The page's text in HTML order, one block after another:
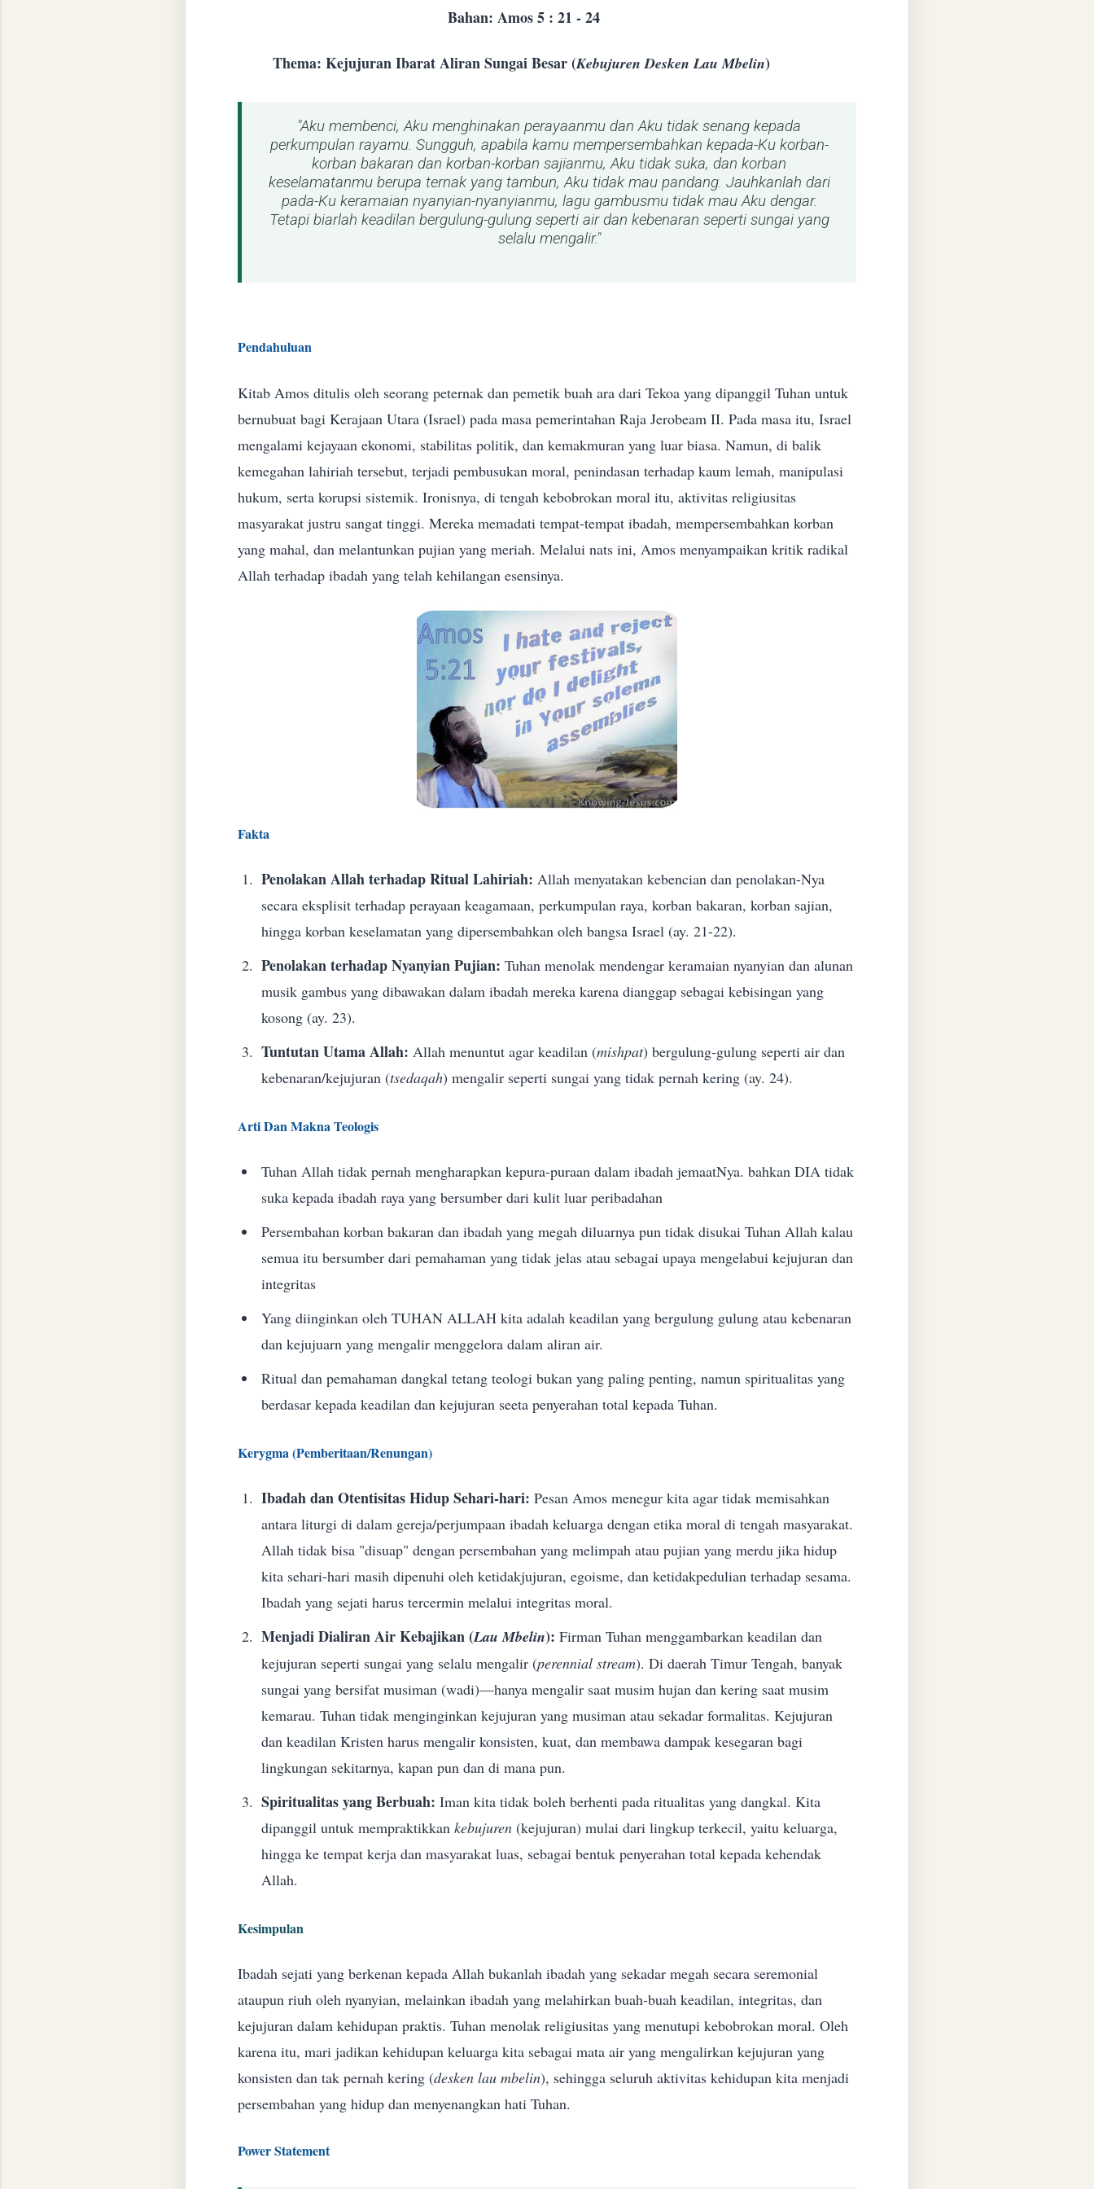
Bahan: Amos 5 : 21 - 24
Thema: Kejujuran Ibarat Aliran Sungai Besar (Kebujuren Desken Lau Mbelin)
​"Aku membenci, Aku menghinakan perayaanmu dan Aku tidak senang kepada
perkumpulan rayamu. Sungguh, apabila kamu mempersembahkan kepada-Ku korban-
korban bakaran dan korban-korban sajianmu, Aku tidak suka, dan korban
keselamatanmu berupa ternak yang tambun, Aku tidak mau pandang. Jauhkanlah dari
pada-Ku keramaian nyanyian-nyanyianmu, lagu gambusmu tidak mau Aku dengar.
Tetapi biarlah keadilan bergulung-gulung seperti air dan kebenaran seperti sungai yang
selalu mengalir."
Pendahuluan
​Kitab Amos ditulis oleh seorang peternak dan pemetik buah ara dari Tekoa yang dipanggil Tuhan untuk
bernubuat bagi Kerajaan Utara (Israel) pada masa pemerintahan Raja Jerobeam II. Pada masa itu, Israel
mengalami kejayaan ekonomi, stabilitas politik, dan kemakmuran yang luar biasa. Namun, di balik
kemegahan lahiriah tersebut, terjadi pembusukan moral, penindasan terhadap kaum lemah, manipulasi
hukum, serta korupsi sistemik. Ironisnya, di tengah kebobrokan moral itu, aktivitas religiusitas
masyarakat justru sangat tinggi. Mereka memadati tempat-tempat ibadah, mempersembahkan korban
yang mahal, dan melantunkan pujian yang meriah. Melalui nats ini, Amos menyampaikan kritik radikal
Allah terhadap ibadah yang telah kehilangan esensinya.
Fakta
Penolakan Allah terhadap Ritual Lahiriah: Allah menyatakan kebencian dan penolakan-Nya
secara eksplisit terhadap perayaan keagamaan, perkumpulan raya, korban bakaran, korban sajian,
hingga korban keselamatan yang dipersembahkan oleh bangsa Israel (ay. 21-22).
Penolakan terhadap Nyanyian Pujian: Tuhan menolak mendengar keramaian nyanyian dan alunan
musik gambus yang dibawakan dalam ibadah mereka karena dianggap sebagai kebisingan yang
kosong (ay. 23).
Tuntutan Utama Allah: Allah menuntut agar keadilan (mishpat) bergulung-gulung seperti air dan
kebenaran/kejujuran (tsedaqah) mengalir seperti sungai yang tidak pernah kering (ay. 24).
​Arti Dan Makna Teologis
​Tuhan Allah tidak pernah mengharapkan kepura-puraan dalam ibadah jemaatNya. bahkan DIA tidak
suka kepada ibadah raya yang bersumber dari kulit luar peribadahan
​Persembahan korban bakaran dan ibadah yang megah diluarnya pun tidak disukai Tuhan Allah kalau
semua itu bersumber dari pemahaman yang tidak jelas atau sebagai upaya mengelabui kejujuran dan
integritas
​Yang diinginkan oleh TUHAN ALLAH kita adalah keadilan yang bergulung gulung atau kebenaran
dan kejujuarn yang mengalir menggelora dalam aliran air.
​Ritual dan pemahaman dangkal tetang teologi bukan yang paling penting, namun spiritualitas yang
berdasar kepada keadilan dan kejujuran seeta penyerahan total kepada Tuhan.
​Kerygma (Pemberitaan/Renungan)
Ibadah dan Otentisitas Hidup Sehari-hari: Pesan Amos menegur kita agar tidak memisahkan
antara liturgi di dalam gereja/perjumpaan ibadah keluarga dengan etika moral di tengah masyarakat.
Allah tidak bisa "disuap" dengan persembahan yang melimpah atau pujian yang merdu jika hidup
kita sehari-hari masih dipenuhi oleh ketidakjujuran, egoisme, dan ketidakpedulian terhadap sesama.
Ibadah yang sejati harus tercermin melalui integritas moral.
Menjadi Dialiran Air Kebajikan (Lau Mbelin): Firman Tuhan menggambarkan keadilan dan
kejujuran seperti sungai yang selalu mengalir (perennial stream). Di daerah Timur Tengah, banyak
sungai yang bersifat musiman (wadi)—hanya mengalir saat musim hujan dan kering saat musim
kemarau. Tuhan tidak menginginkan kejujuran yang musiman atau sekadar formalitas. Kejujuran
dan keadilan Kristen harus mengalir konsisten, kuat, dan membawa dampak kesegaran bagi
lingkungan sekitarnya, kapan pun dan di mana pun.
Spiritualitas yang Berbuah: Iman kita tidak boleh berhenti pada ritualitas yang dangkal. Kita
dipanggil untuk mempraktikkan kebujuren(kejujuran) mulai dari lingkup terkecil, yaitu keluarga,
hingga ke tempat kerja dan masyarakat luas, sebagai bentuk penyerahan total kepada kehendak
Allah.
Kesimpulan
​Ibadah sejati yang berkenan kepada Allah bukanlah ibadah yang sekadar megah secara seremonial
ataupun riuh oleh nyanyian, melainkan ibadah yang melahirkan buah-buah keadilan, integritas, dan
kejujuran dalam kehidupan praktis. Tuhan menolak religiusitas yang menutupi kebobrokan moral. Oleh
karena itu, mari jadikan kehidupan keluarga kita sebagai mata air yang mengalirkan kejujuran yang
konsisten dan tak pernah kering (desken lau mbelin), sehingga seluruh aktivitas kehidupan kita menjadi
persembahan yang hidup dan menyenangkan hati Tuhan.
​Power Statement